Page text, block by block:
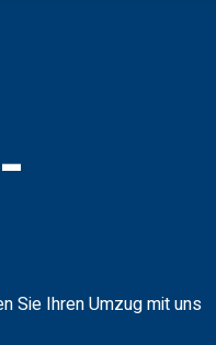
Sie Ihren Umzug mit uns